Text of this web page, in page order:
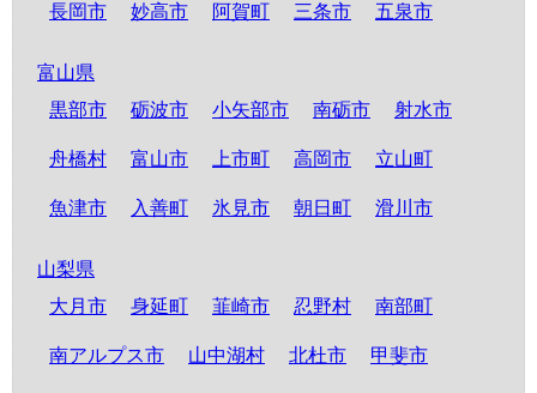
長岡市 妙高市 阿賀町 三条市 五泉市
富山県
黒部市
砺波市 小矢部市 南砺市 射水市
舟橋村 富山市 上市町 高岡市 立山町
魚津市 入善町 氷見市 朝日町 滑川市
山梨県
大月市
身延町 韮崎市 忍野村 南部町
南アルプス市 山中湖村 北杜市 甲斐市